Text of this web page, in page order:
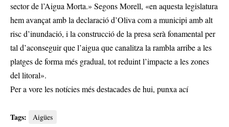
sector de l’Aigua Morta.» Segons Morell, «en aquesta legislatura
hem avançat amb la declaració d’Oliva com a municipi amb alt
risc d’inundació, i la construcció de la presa serà fonamental per
tal d’aconseguir que l’aigua que canalitza la rambla arribe a les
platges de forma més gradual, tot reduint l’impacte a les zones
del litoral».
Per a vore les notícies més destacades de hui, punxa ací
Tags: Aigües